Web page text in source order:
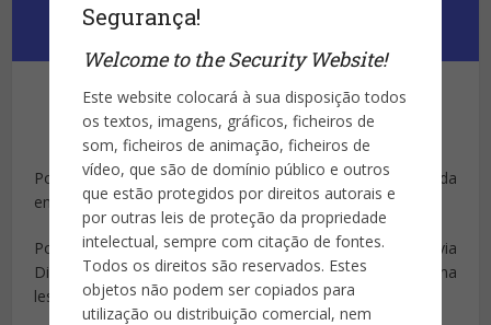
Segurança!
Welcome to the Security Website!
Este website colocará à sua disposição todos
os textos, imagens, gráficos, ficheiros de
som, ficheiros de animação, ficheiros de
vídeo, que são de domínio público e outros
que estão protegidos por direitos autorais e
por outras leis de proteção da propriedade
intelectual, sempre com citação de fontes.
Todos os direitos são reservados. Estes
objetos não podem ser copiados para
utilização ou distribuição comercial, nem
Publicado porSite da Segurança
Por: Ana Luiza Figueiredo08/05/2024 11h51, atualizada
em 08/05/2024 15h15
Português de 17 anos coordenou ataques no Brasil via
Discord, resultando na morte de uma adolescente na zona
leste de São Paulo.